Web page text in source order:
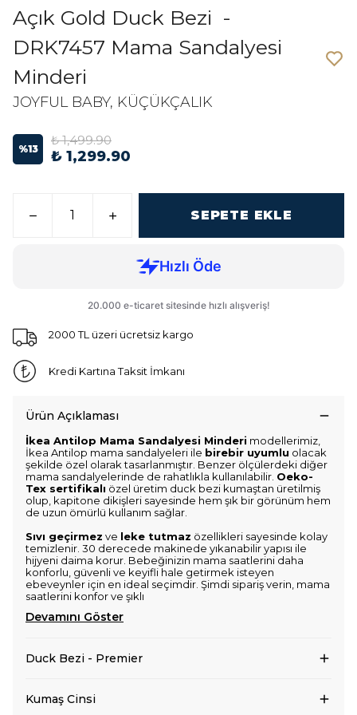
Açık Gold Duck Bezi -
DRK7457 Mama Sandalyesi
Minderi
JOYFUL BABY, KÜÇÜKÇALIK
%13
₺ 1,499.90
₺ 1,299.90
SEPETE EKLE
2000 TL üzeri ücretsiz kargo
Kredi Kartına Taksit İmkanı
Ürün Açıklaması
İkea Antilop Mama Sandalyesi Minderi modellerimiz,
İkea Antilop mama sandalyeleri ile birebir uyumlu olacak
şekilde özel olarak tasarlanmıştır. Benzer ölçülerdeki diğer
mama sandalyelerinde de rahatlıkla kullanılabilir. Oeko-
Tex sertifikalı özel üretim duck bezi kumaştan üretilmiş
olup, kapitone dikişleri sayesinde hem şık bir görünüm hem
de uzun ömürlü kullanım sağlar.
Sıvı geçirmez ve leke tutmaz özellikleri sayesinde kolay
temizlenir. 30 derecede makinede yıkanabilir yapısı ile
hijyeni daima korur. Bebeğinizin mama saatlerini daha
konforlu, güvenli ve keyifli hale getirmek isteyen
ebeveynler için en ideal seçimdir. Şimdi sipariş verin, mama
saatlerini konfor ve şıklı
Devamını Göster
Duck Bezi - Premier
Kumaş Cinsi